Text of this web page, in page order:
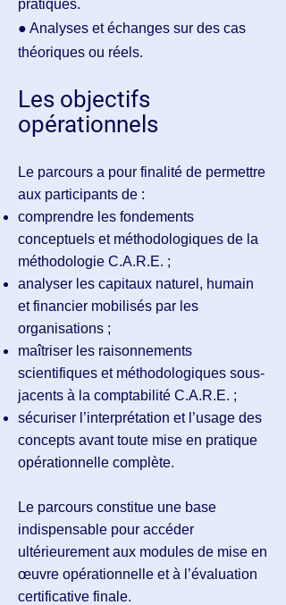
pratiques.
● Analyses et échanges sur des cas
théoriques ou réels.
Les objectifs
opérationnels
Le parcours a pour finalité de permettre
aux participants de :
comprendre les fondements
conceptuels et méthodologiques de la
méthodologie C.A.R.E. ;
analyser les capitaux naturel, humain
et financier mobilisés par les
organisations ;
maîtriser les raisonnements
scientifiques et méthodologiques sous-
jacents à la comptabilité C.A.R.E. ;
sécuriser l’interprétation et l’usage des
concepts avant toute mise en pratique
opérationnelle complète.
Le parcours constitue une base
indispensable pour accéder
ultérieurement aux modules de mise en
œuvre opérationnelle et à l’évaluation
certificative finale.